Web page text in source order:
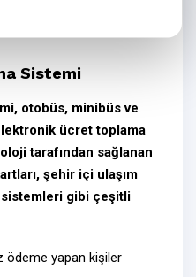
Sistemi
, otobüs, minibüs ve
ücret toplama
tarafından sağlanan
, şehir içi ulaşım
sistemleri gibi çeşitli